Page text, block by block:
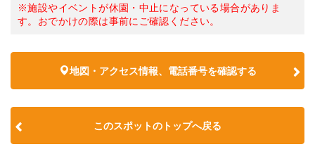
※施設やイベントが休園・中止になっている場合がありま
す。おでかけの際は事前にご確認ください。
地図・アクセス情報、電話番号を確認する
このスポットのトップへ戻る